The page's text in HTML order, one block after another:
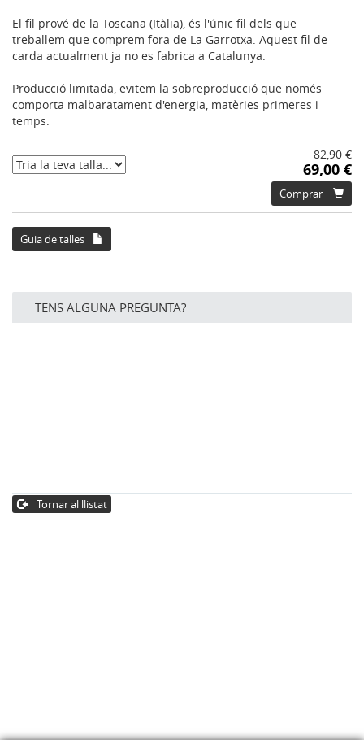
El fil prové de la Toscana (Itàlia), és l'únic fil dels que
treballem que comprem fora de La Garrotxa. Aquest fil de
carda actualment ja no es fabrica a Catalunya.
Producció limitada, evitem la sobreproducció que només
comporta malbaratament d'energia, matèries primeres i
temps.
82,90 €
69,00 €
Comprar
Guia de talles
TENS ALGUNA PREGUNTA?
Tornar al llistat